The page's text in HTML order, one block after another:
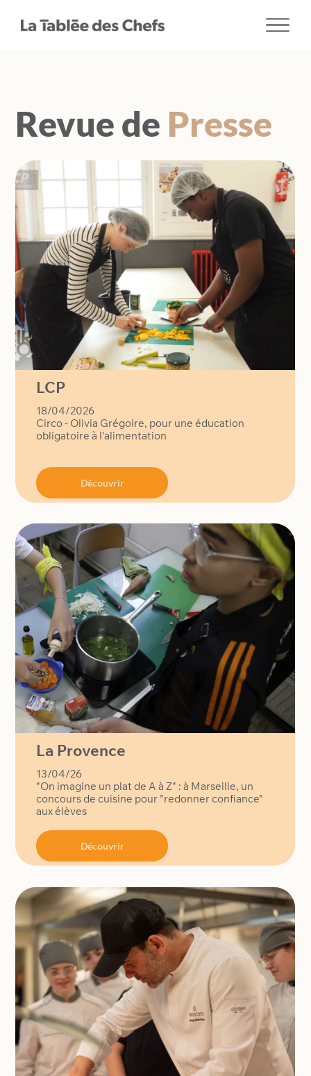
Revue de Presse
LCP
18/04/2026
Circo - Olivia Grégoire, pour une éducation
obligatoire à l'alimentation
Découvrir
La Provence
13/04/26
"On imagine un plat de A à Z" : à Marseille, un
concours de cuisine pour "redonner confiance"
aux élèves
Découvrir